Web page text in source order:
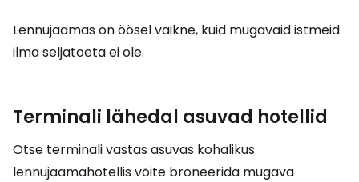
Lennujaamas on öösel vaikne, kuid mugavaid istmeid
ilma seljatoeta ei ole.
Terminali lähedal asuvad hotellid
Otse terminali vastas asuvas kohalikus
lennujaamahotellis võite broneerida mugava